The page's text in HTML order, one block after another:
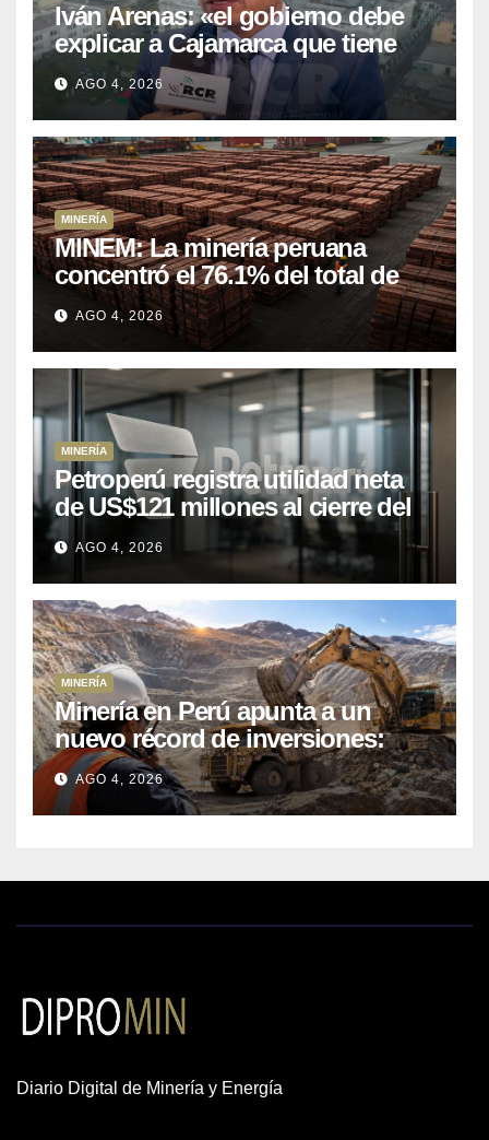
Iván Arenas: «el gobierno debe
explicar a Cajamarca que tiene
US$ 16 mil millones en proyectos
mineros para salir de la pobreza
AGO 4, 2026
MINERÍA
MINEM: La minería peruana
concentró el 76.1% del total de
las exportaciones nacionales
entre enero y abril de 2026
AGO 4, 2026
MINERÍA
Petroperú registra utilidad neta
de US$121 millones al cierre del
primer semestre 2026
AGO 4, 2026
MINERÍA
Minería en Perú apunta a un
nuevo récord de inversiones:
crecen los petitorios y el FMI
insta a destrabar proyectos
AGO 4, 2026
Diario Digital de Minería y Energía